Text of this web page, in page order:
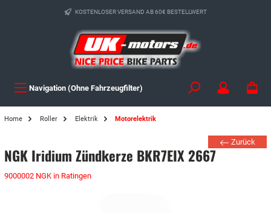
KOSTENLOSER VERSAND AB 60€ BESTELLWERT
Navigation (Ohne Fahrzeugfilter)
Home Roller Elektrik Motorelektrik
Zurück
NGK Iridium Zündkerze BKR7EIX 2667
9000002 NGK in Ratingen